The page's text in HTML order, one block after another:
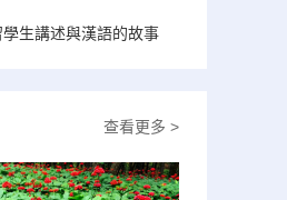
生講述與漢語的故事
查看更多 >